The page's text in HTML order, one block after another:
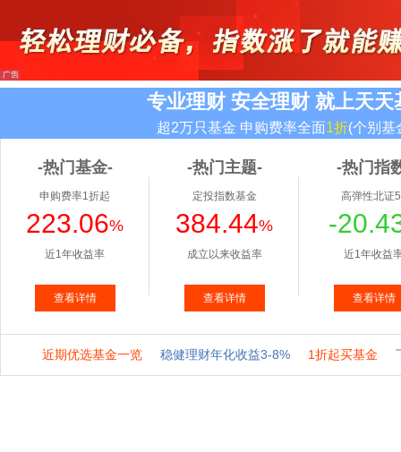
专业理财 安全理财 就上天天
超2万只基金 申购费率全面1折(个别基
-热门基金-
申购费率1折起
223.06%
近1年收益率
查看详情
-热门主题-
定投指数基金
384.44%
成立以来收益率
查看详情
-热门指
高弹性北证
-
近1年收益
查看详情
近期优选基金一览 稳健理财年化收益3-8% 1折起买基金